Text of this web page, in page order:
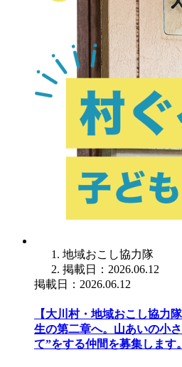
地域おこし協力隊
掲載日：2026.06.12
掲載日：2026.06.12
【大川村・地域おこし協力
生の第二章へ。山あいの小
て”をする仲間を募集します。